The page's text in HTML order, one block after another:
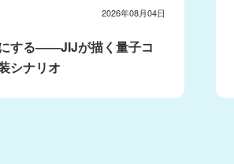
2026年08月04日
する――JIJが描く量子コ
シナリオ